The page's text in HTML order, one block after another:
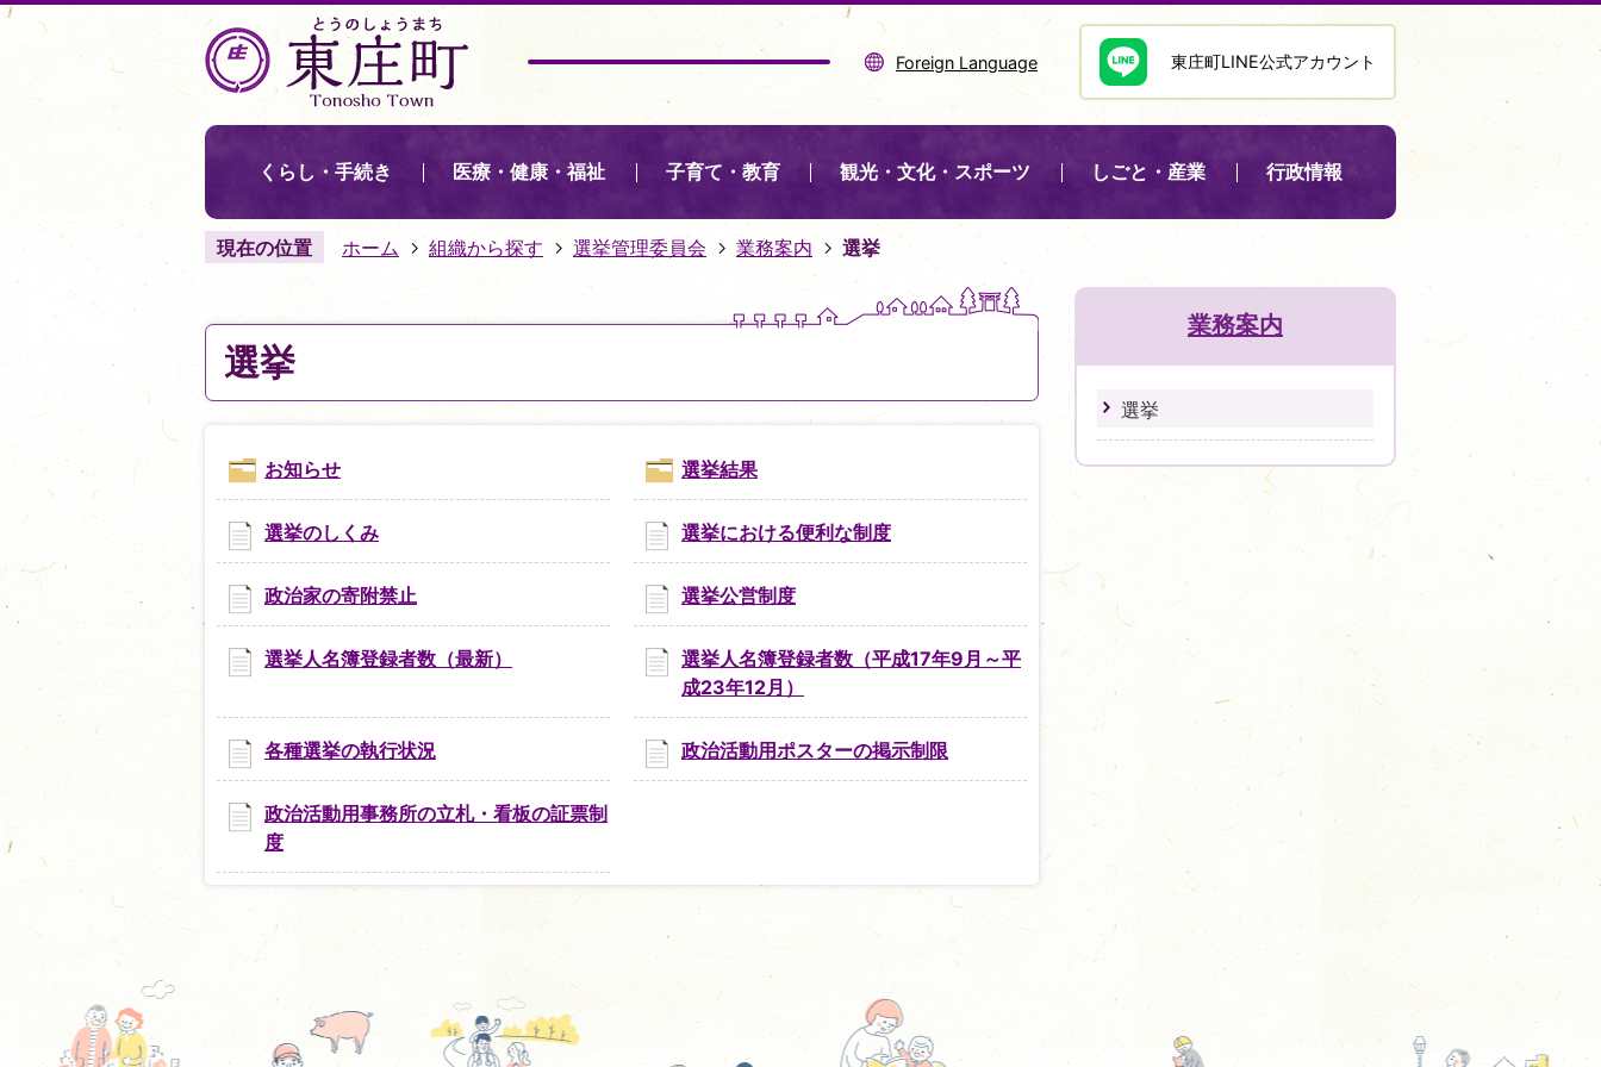
Foreign Language 東庄町LINE公式アカウント
くらし・手続き 医療・健康・福祉 子育て・教育 観光・文化・スポーツ しごと・産業 行政情報
現在の位置 ホーム 組織から探す 選挙管理委員会 業務案内 選挙
選挙
お知らせ 選挙結果
選挙のしくみ 選挙における便利な制度
政治家の寄附禁止 選挙公営制度
選挙人名簿登録者数（最新）
選挙人名簿登録者数（平成17年9月～平
成23年12月）
各種選挙の執行状況 政治活動用ポスターの掲示制限
政治活動用事務所の立札・看板の証票制
度
業務案内
選挙